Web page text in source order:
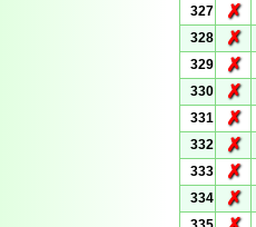
327
✗
328
✗
329
✗
330
✗
331
✗
332
✗
333
✗
334
✗